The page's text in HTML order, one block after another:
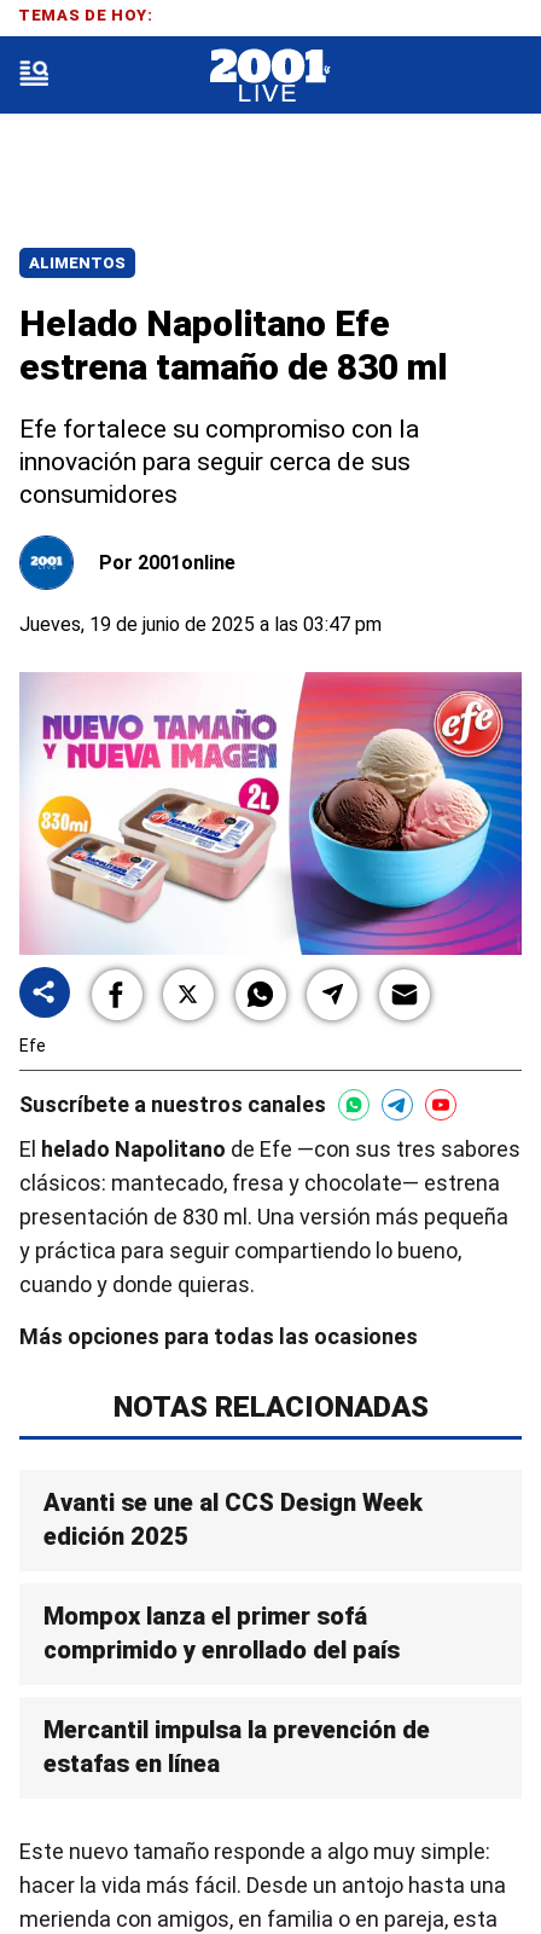
ALIMENTOS
Helado Napolitano Efe
estrena tamaño de 830 ml
Efe fortalece su compromiso con la
innovación para seguir cerca de sus
consumidores
Por 2001online
Jueves, 19 de junio de 2025 a las 03:47 pm
Efe
Suscríbete a nuestros canales
El helado Napolitano de Efe —con sus tres sabores
clásicos: mantecado, fresa y chocolate— estrena
presentación de 830 ml. Una versión más pequeña
y práctica para seguir compartiendo lo bueno,
cuando y donde quieras.
Más opciones para todas las ocasiones
NOTAS RELACIONADAS
Avanti se une al CCS Design Week
edición 2025
Mompox lanza el primer sofá
comprimido y enrollado del país
Mercantil impulsa la prevención de
estafas en línea
Este nuevo tamaño responde a algo muy simple:
hacer la vida más fácil. Desde un antojo hasta una
merienda con amigos, en familia o en pareja, esta
TEMAS DE HOY: